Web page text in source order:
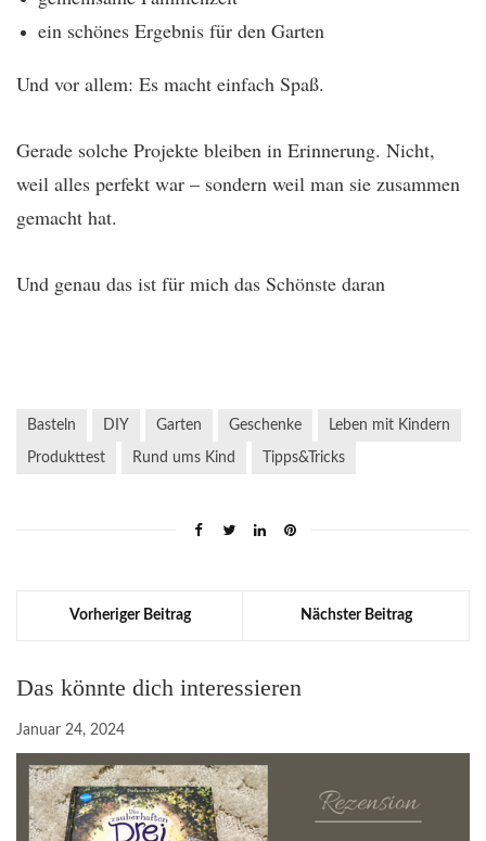
ein schönes Ergebnis für den Garten
Und vor allem: Es macht einfach Spaß.
Gerade solche Projekte bleiben in Erinnerung. Nicht,
weil alles perfekt war – sondern weil man sie zusammen
gemacht hat.
Und genau das ist für mich das Schönste daran
Basteln DIY Garten Geschenke Leben mit Kindern
Produkttest Rund ums Kind Tipps&Tricks
Vorheriger Beitrag Nächster Beitrag
Das könnte dich interessieren
Januar 24, 2024